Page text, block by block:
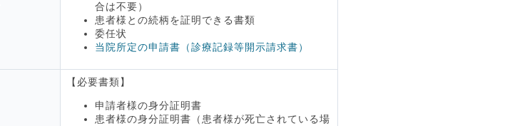
合は不要）
患者様との続柄を証明できる書類
委任状
当院所定の申請書（診療記録等開示請求書）
【必要書類】
申請者様の身分証明書
患者様の身分証明書（患者様が死亡されている場